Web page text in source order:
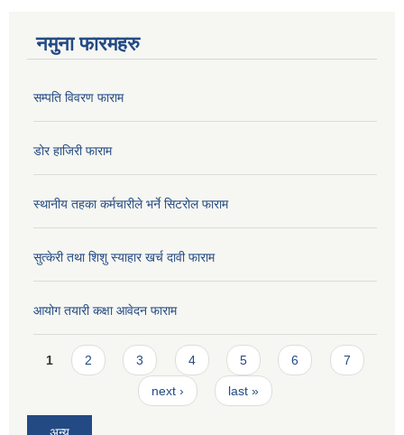
नमुना फारमहरु
सम्पति विवरण फाराम
डोर हाजिरी फाराम
स्थानीय तहका कर्मचारीले भर्ने सिटरोल फाराम
सुत्केरी तथा शिशु स्याहार खर्च दावी फाराम
आयोग तयारी कक्षा आवेदन फाराम
Pages
1 2 3 4 5 6 7
next › last »